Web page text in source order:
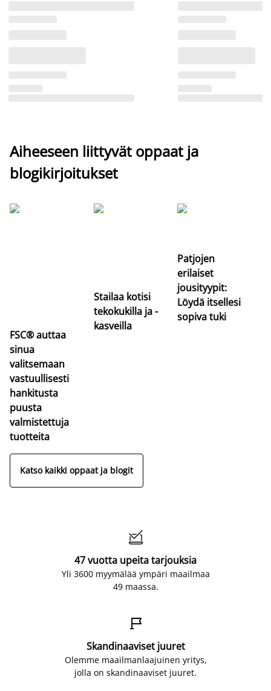
Aiheeseen liittyvät oppaat ja
blogikirjoitukset
FSC® auttaa
sinua
valitsemaan
vastuullisesti
hankitusta
puusta
valmistettuja
tuotteita
Stailaa kotisi
tekokukilla ja -
kasveilla
Patjojen
erilaiset
jousityypit:
Löydä itsellesi
sopiva tuki
Katso kaikki oppaat ja blogit

47 vuotta upeita tarjouksia
Yli 3600 myymälää ympäri maailmaa
49 maassa.

Skandinaaviset juuret
Olemme maailmanlaajuinen yritys,
jolla on skandinaaviset juuret.